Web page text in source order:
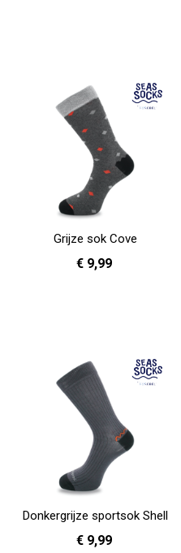
Grijze sok Cove
€ 9,99
Donkergrijze sportsok Shell
€ 9,99